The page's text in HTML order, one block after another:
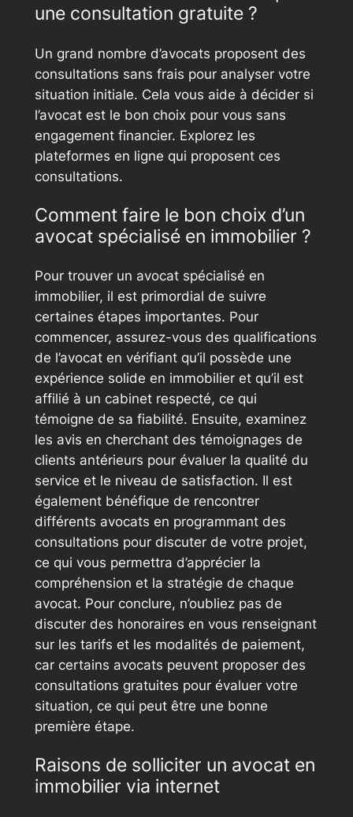
une consultation gratuite ?
Un grand nombre d’avocats proposent des
consultations sans frais pour analyser votre
situation initiale. Cela vous aide à décider si
l’avocat est le bon choix pour vous sans
engagement financier. Explorez les
plateformes en ligne qui proposent ces
consultations.
Comment faire le bon choix d’un
avocat spécialisé en immobilier ?
Pour trouver un avocat spécialisé en
immobilier, il est primordial de suivre
certaines étapes importantes. Pour
commencer, assurez-vous des qualifications
de l’avocat en vérifiant qu’il possède une
expérience solide en immobilier et qu’il est
affilié à un cabinet respecté, ce qui
témoigne de sa fiabilité. Ensuite, examinez
les avis en cherchant des témoignages de
clients antérieurs pour évaluer la qualité du
service et le niveau de satisfaction. Il est
également bénéfique de rencontrer
différents avocats en programmant des
consultations pour discuter de votre projet,
ce qui vous permettra d’apprécier la
compréhension et la stratégie de chaque
avocat. Pour conclure, n’oubliez pas de
discuter des honoraires en vous renseignant
sur les tarifs et les modalités de paiement,
car certains avocats peuvent proposer des
consultations gratuites pour évaluer votre
situation, ce qui peut être une bonne
première étape.
Raisons de solliciter un avocat en
immobilier via internet